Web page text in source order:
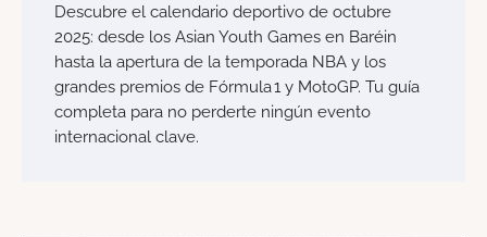
Descubre el calendario deportivo de octubre
2025: desde los Asian Youth Games en Baréin
hasta la apertura de la temporada NBA y los
grandes premios de Fórmula 1 y MotoGP. Tu guía
completa para no perderte ningún evento
internacional clave.